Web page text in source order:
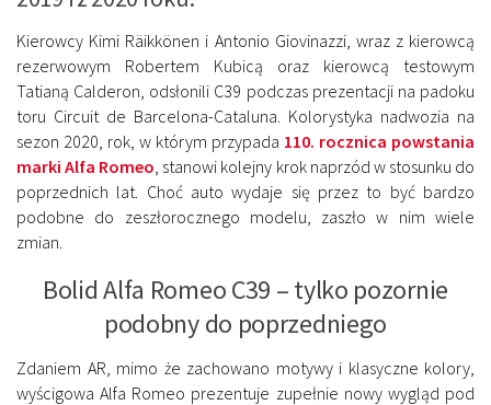
Kierowcy Kimi Räikkönen i Antonio Giovinazzi, wraz z kierowcą
rezerwowym Robertem Kubicą oraz kierowcą testowym
Tatianą Calderon, odsłonili C39 podczas prezentacji na padoku
toru Circuit de Barcelona-Cataluna. Kolorystyka nadwozia na
sezon 2020, rok, w którym przypada 110. rocznica powstania
marki Alfa Romeo , stanowi kolejny krok naprzód w stosunku do
poprzednich lat. Choć auto wydaje się przez to być bardzo
podobne do zeszłorocznego modelu, zaszło w nim wiele
zmian.
Bolid Alfa Romeo C39 – tylko pozornie
podobny do poprzedniego
Zdaniem AR, mimo że zachowano motywy i klasyczne kolory,
wyścigowa Alfa Romeo prezentuje zupełnie nowy wygląd pod